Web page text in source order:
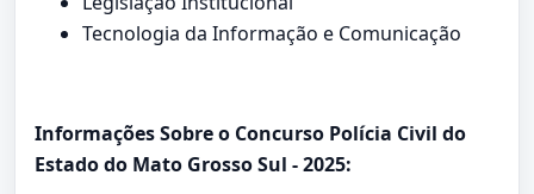
Tecnologia da Informação e Comunicação
Informações Sobre o Concurso Polícia Civil do
Estado do Mato Grosso Sul - 2025: